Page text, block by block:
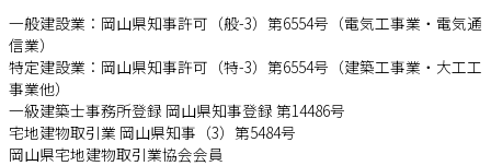
一般建設業：岡山県知事許可（般-3）第6554号（電気工事業・電気通
信業）
特定建設業：岡山県知事許可（特-3）第6554号（建築工事業・大工工
事業他）
一級建築士事務所登録 岡山県知事登録 第14486号
宅地建物取引業 岡山県知事（3）第5484号
岡山県宅地建物取引業協会会員